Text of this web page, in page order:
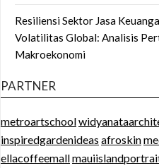
Resiliensi Sektor Jasa
Volatilitas Global: Analisis
Makroekonomi
PARTNER
metroartschool
inspiredgardenideas afroskin
ellacoffeemall